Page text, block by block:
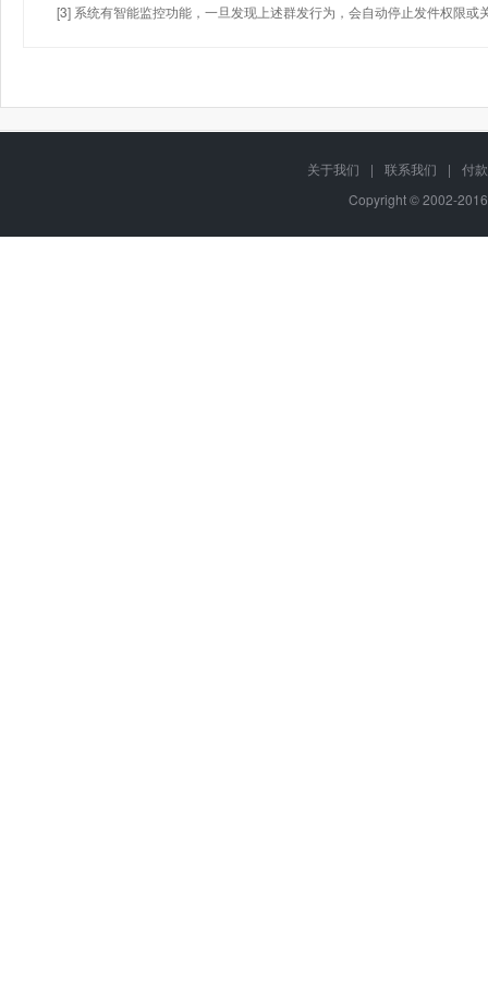
[3] 系统有智能监控功能，一旦发现上述群发行为，会自动停止发件权限或
关于我们 | 联系我们 |
付
Copyright © 2002-